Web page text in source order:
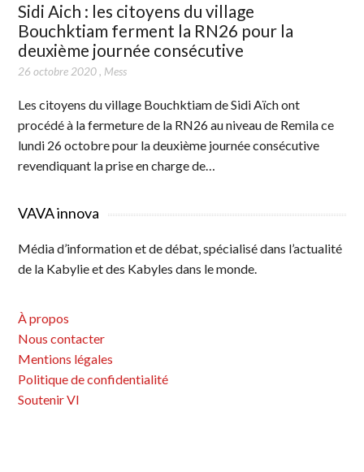
Sidi Aich : les citoyens du village
Bouchktiam ferment la RN26 pour la
deuxième journée consécutive
26 octobre 2020, Mess
Les citoyens du village Bouchktiam de Sidi Aïch ont
procédé à la fermeture de la RN26 au niveau de Remila ce
lundi 26 octobre pour la deuxième journée consécutive
revendiquant la prise en charge de…
VAVA innova
Média d’information et de débat, spécialisé dans l’actualité
de la Kabylie et des Kabyles dans le monde.
À propos
Nous contacter
Mentions légales
Politique de confidentialité
Soutenir VI